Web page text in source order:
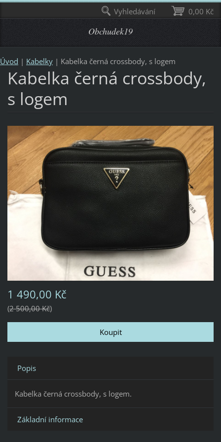
Obchudek19
Úvod | Kabelky | Kabelka černá crossbody, s logem
Kabelka černá crossbody,
s logem
1 490,00 Kč
2 500,00 Kč
Popis
Kabelka černá crossbody, s logem.
Základní informace
0,00 Kč
Vyhledávání